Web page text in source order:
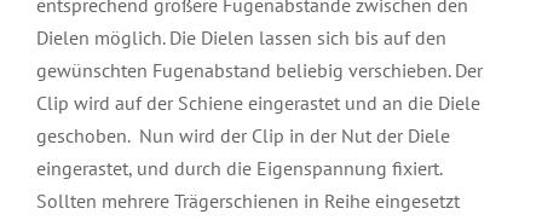
entsprechend größere Fugenabstände zwischen den
Dielen möglich. Die Dielen lassen sich bis auf den
gewünschten Fugenabstand beliebig verschieben. Der
Clip wird auf der Schiene eingerastet und an die Diele
geschoben. Nun wird der Clip in der Nut der Diele
eingerastet, und durch die Eigenspannung fixiert.
Sollten mehrere Trägerschienen in Reihe eingesetzt